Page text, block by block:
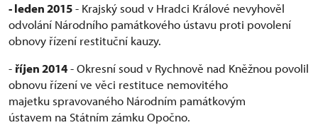
- leden 2015- Krajský soud v Hradci Králové nevyhověl
odvolání Národního památkového ústavu proti povolení
obnovy řízení restituční kauzy.
- říjen 2014- Okresní soud v Rychnově nad Kněžnou povolil
obnovu řízení ve věci restituce nemovitého
majetku spravovaného Národním památkovým
ústavem na Státním zámku Opočno.